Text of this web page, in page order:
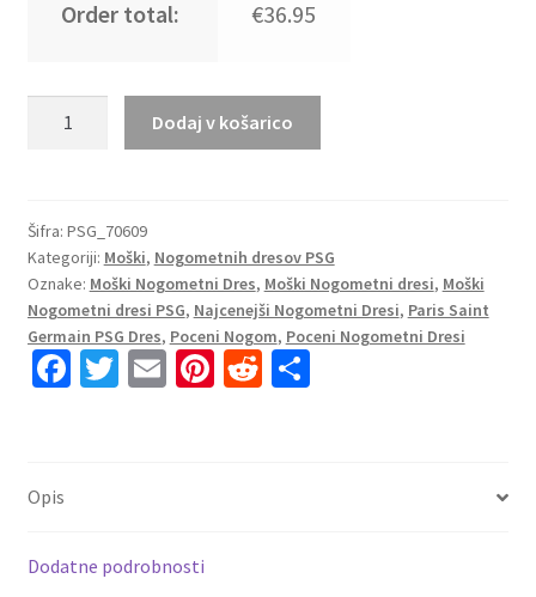
Order total: €36.95
Saint-
Germain
PSG
Gostujoči
2023
Kratek
hlače
99
Dodaj v košarico
Šifra: PSG_70609
Kategoriji: Moški, Nogometnih dresov PSG
Oznake: Moški Nogometni Dres, Moški Nogometni dresi, Moški
Nogometni dresi PSG, Najcenejši Nogometni Dresi, Paris Saint
Germain PSG Dres, Poceni Nogom, Poceni Nogometni Dresi
Fa
k
T E Pi R S
Opis
Dodatne podrobnosti